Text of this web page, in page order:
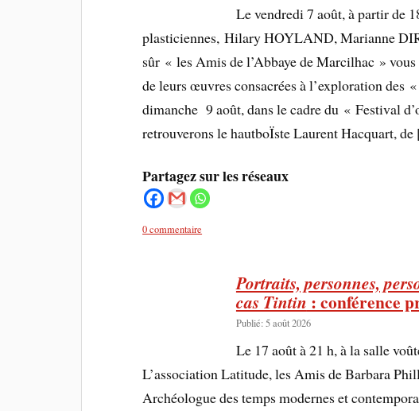
Le vendredi 7 août, à partir de
plasticiennes, Hilary HOYLAND, Marianne
sûr « les Amis de l’Abbaye de Marcilhac »
de leurs œuvres consacrées à l’exploration des
dimanche 9 août, dans le cadre du « Festival
retrouverons le hautboÏste Laurent Hacquart,
Partagez sur les réseaux
0 commentaire
Portraits, personnes,
cas Tintin : conférence
Publié: 5 août 2026
Le 17 août à 21 h, à la salle
L’association Latitude, les Amis de Barbara
Archéologue des temps modernes et